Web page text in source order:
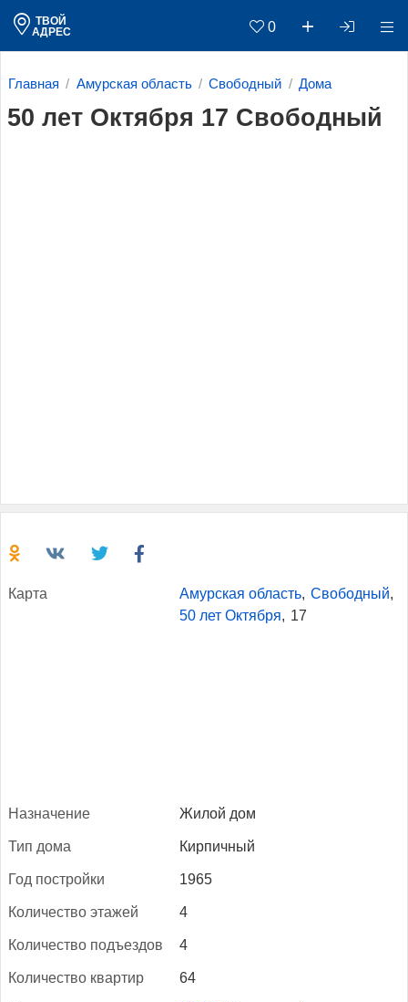
ТВОЙ
АДРЕС
0
Главная Амурская область Свободный Дома
50 лет Октября 17 Свободный
Кар­та Амурская область, Свободный,
50 лет Октября, 17
Наз­на­чение Жилой дом
Тип до­ма Кирпичный
Год пос­трой­ки 1965
Ко­личес­тво эта­жей 4
Ко­личес­тво подъ­ез­дов 4
Ко­личес­тво квар­тир 64